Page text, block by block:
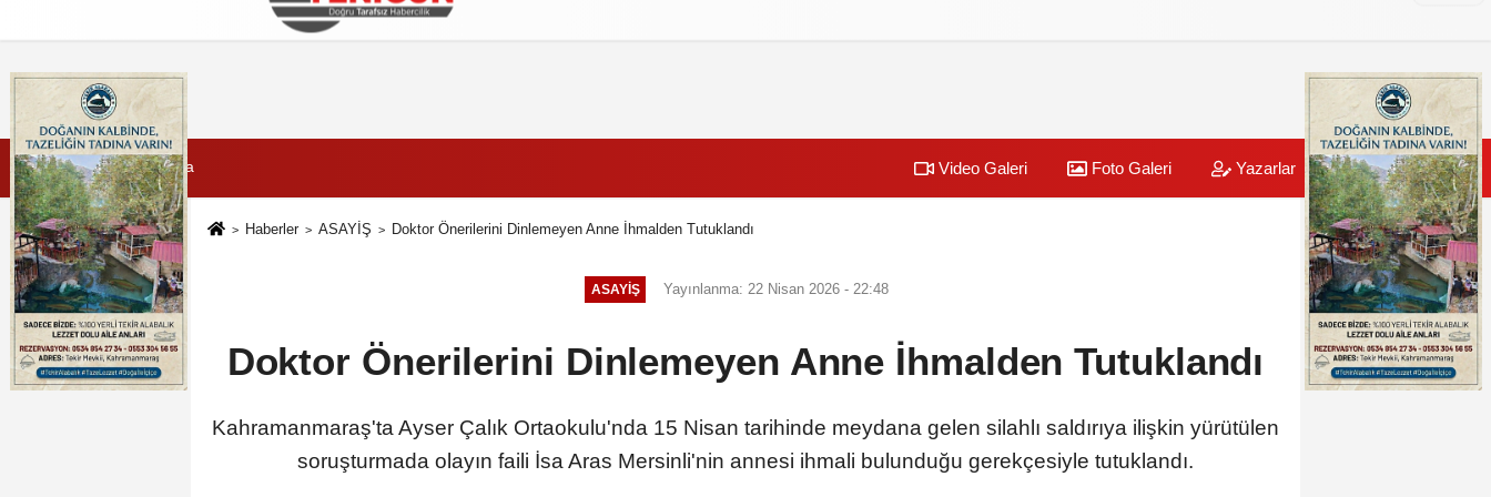
İletişim Çerez Politikası
7 Ağustos 2026, Cuma Video Galeri Foto Galeri Yazarlar Üye Paneli
Haberler ASAYİŞ Doktor Önerilerini Dinlemeyen Anne İhmalden Tutuklandı
ASAYİŞ Yayınlanma: 22 Nisan 2026 - 22:48
Doktor Önerilerini Dinlemeyen Anne İhmalden Tutuklandı
Kahramanmaraş'ta Ayser Çalık Ortaokulu'nda 15 Nisan tarihinde meydana gelen silahlı saldırıya ilişkin yürütülen
soruşturmada olayın faili İsa Aras Mersinli'nin annesi ihmali bulunduğu gerekçesiyle tutuklandı.